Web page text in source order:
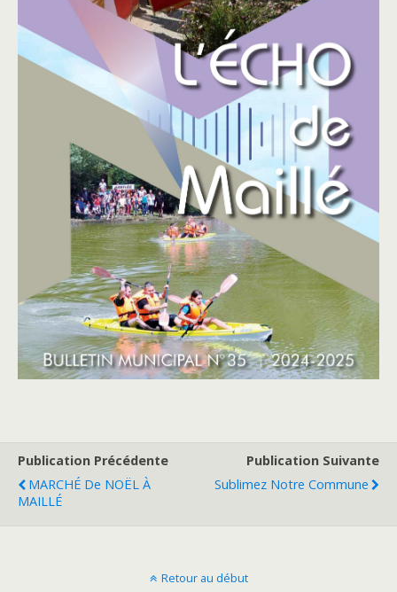
Publication Précédente
MARCHÉ De NOËL À
MAILLÉ
Publication Suivante
Sublimez Notre Commune
Retour au début